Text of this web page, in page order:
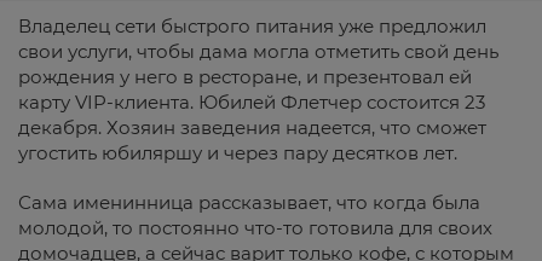
Владелец сети быстрого питания уже предложил
свои услуги, чтобы дама могла отметить свой день
рождения у него в ресторане, и презентовал ей
карту VIP-клиента. Юбилей Флетчер состоится 23
декабря. Хозяин заведения надеется, что сможет
угостить юбиляршу и через пару десятков лет.
Сама именинница рассказывает, что когда была
молодой, то постоянно что-то готовила для своих
домочадцев, а сейчас варит только кофе, с которым